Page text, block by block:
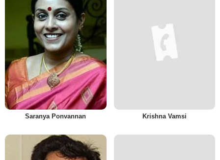
Saranya Ponvannan Krishna Vamsi